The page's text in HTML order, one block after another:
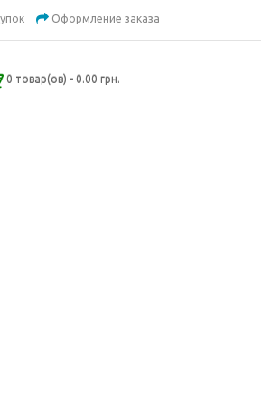
Оформление заказа
0 товар(ов) - 0.00 грн.